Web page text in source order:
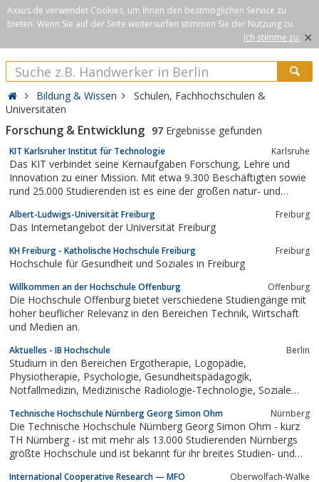
Axxus.de verwendet Cookies, um Ihnen den bestmöglichen Service zu
bieten. Wenn Sie auf der Seite weitersurfen stimmen Sie der Nutzung zu.
Ich stimme zu. ×
Bildung & Wissen
Schulen, Fachhochschulen &
Universitäten
Forschung & Entwicklung 97 Ergebnisse gefunden
KIT Karlsruher Institut für Technologie Karlsruhe
Das KIT verbindet seine Kernaufgaben Forschung, Lehre und
Innovation zu einer Mission. Mit etwa 9.300 Beschäftigten sowie
rund 25.000 Studierenden ist es eine der großen natur- und
Europas.
Albert-Ludwigs-Universität Freiburg Freiburg
Das Internetangebot der Universität Freiburg
KH Freiburg - Katholische Hochschule Freiburg Freiburg
Hochschule für Gesundheit und Soziales in Freiburg
Willkommen an der Hochschule Offenburg Offenburg
Die Hoch­schu­le Offenburg bietet verschiedene Studiengänge mit
hoher beuflicher Relevanz in den Bereichen Technik, Wirtschaft
und Medien an.
Aktuelles - IB Hochschule Berlin
Studium in den Bereichen Ergotherapie, Logopädie,
Physiotherapie, Psychologie, Gesundheitspädagogik,
Notfallmedizin, Medizinische Radiologie-Technologie, Soziale
Technische Hochschule Nürnberg Georg Simon Ohm Nürnberg
Die Technische Hochschule Nürnberg Georg Simon Ohm - kurz
TH Nürnberg - ist mit mehr als 13.000 Studierenden Nürnbergs
größte Hochschule und ist bekannt für ihr breites Studien- und
International Cooperative Research — MFO Oberwolfach-Walke